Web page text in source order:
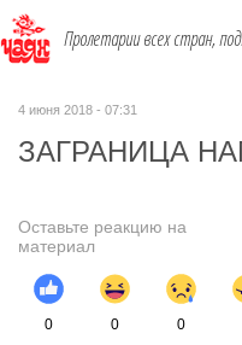
Пролетарии всех стран,
4 июня 2018 - 07:31
ЗАГРАНИЦА
Оставьте реакцию на
материал
0 0 0